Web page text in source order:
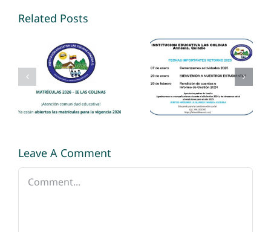
Related Posts
Matriculas
Abiertas
2026
Bienvenidos
estudiantes
Leave A Comment
Comment